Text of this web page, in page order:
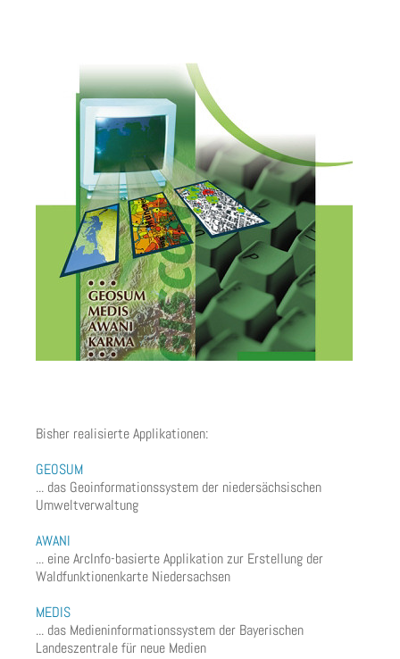
Bisher realisierte Applikationen:
GEOSUM
... das Geoinformationssystem der niedersächsischen
Umweltverwaltung
AWANI
... eine ArcInfo-basierte Applikation zur Erstellung der
Waldfunktionenkarte Niedersachsen
MEDIS
... das Medieninformationssystem der Bayerischen
Landeszentrale für neue Medien